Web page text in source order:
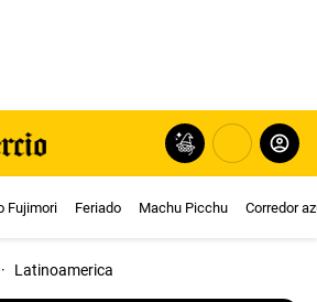
Fujimori Feriado Machu Picchu Corredor
· Latinoamerica